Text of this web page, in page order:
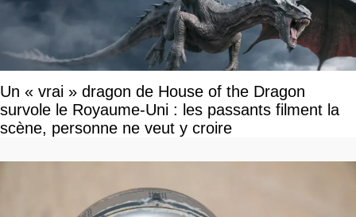
Un « vrai » dragon de House of the Dragon
survole le Royaume-Uni : les passants filment la
scène, personne ne veut y croire